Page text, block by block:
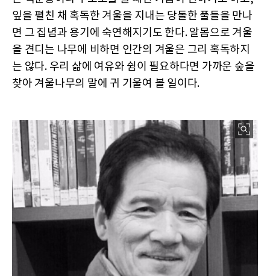
잎을 펼친 채 혹독한 겨울을 지내는 당돌한 풀들을 만나
면 그 집념과 용기에 숙연해지기도 한다. 알몸으로 겨울
을 견디는 나무에 비하면 인간의 겨울은 그리 혹독하지
는 않다. 우리 삶에 여유와 쉼이 필요하다면 가까운 숲을
찾아 겨울나무의 말에 귀 기울여 볼 일이다.